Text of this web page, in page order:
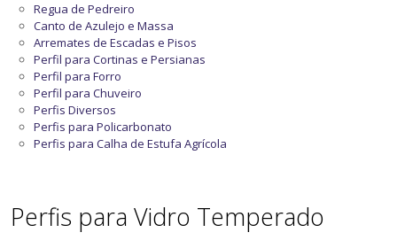
Regua de Pedreiro
Canto de Azulejo e Massa
Arremates de Escadas e Pisos
Perfil para Cortinas e Persianas
Perfil para Forro
Perfil para Chuveiro
Perfis Diversos
Perfis para Policarbonato
Perfis para Calha de Estufa Agrícola
Perfis para Vidro Temperado